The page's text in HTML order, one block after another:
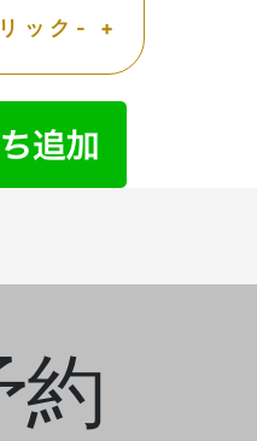
ック- +
約